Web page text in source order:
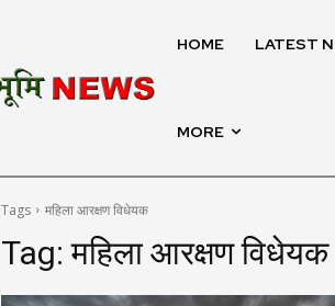
HOME LATEST
MORE
Tags महिला आरक्षण विधेयक
Tag:महिला आरक्षण विधेयक